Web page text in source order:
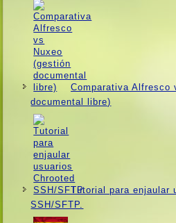
Comparativa Alfresco
documental libre)
Tutorial para enjaular
SSH/SFTP.